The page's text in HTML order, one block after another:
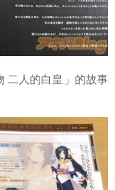
二人的白皇」的故事